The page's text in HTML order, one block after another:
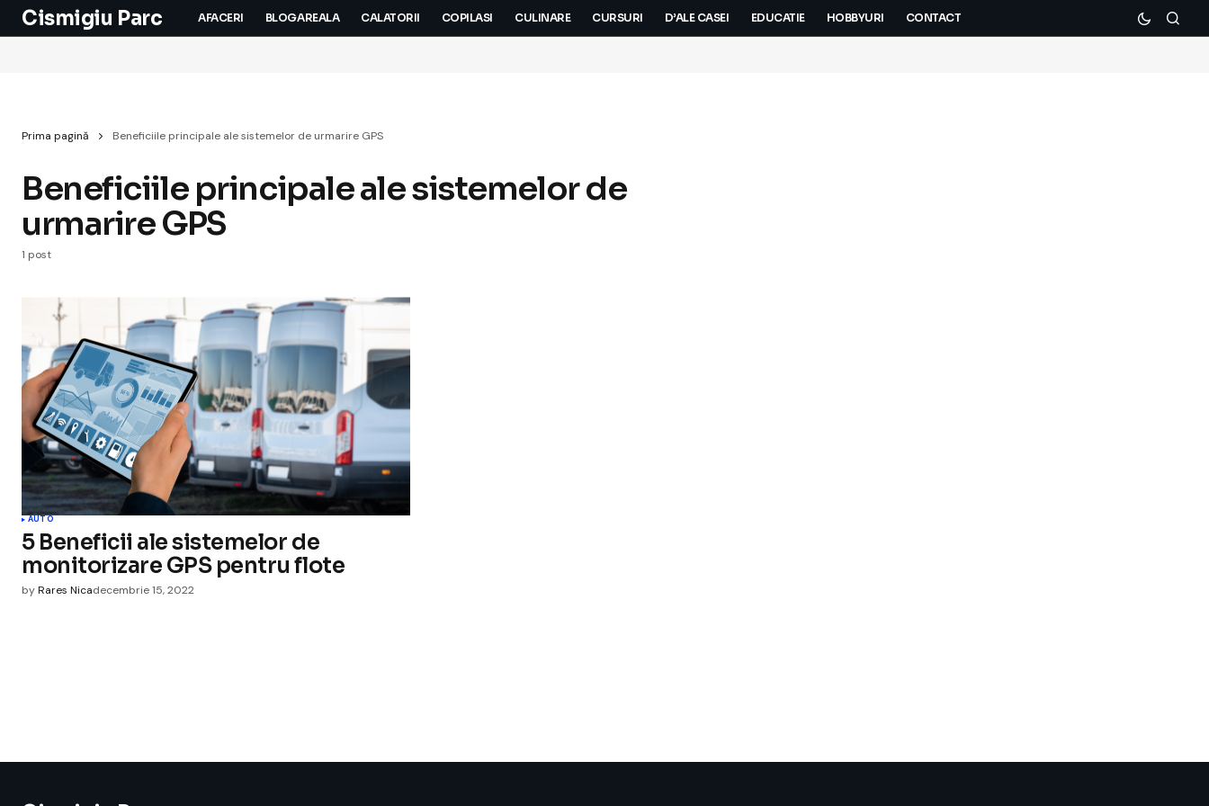
Cismigiu Parc AFACERI BLOGAREALA CALATORII COPILASI CULINARE CURSURI D’ALE CASEI EDUCATIE HOBBYURI CONTACT
Prima pagină Beneficiile principale ale sistemelor de urmarire GPS
Beneficiile principale ale sistemelor de
urmarire GPS
1 post
AUTO
5 Beneficii ale sistemelor de
monitorizare GPS pentru flote
byRares Nicadecembrie 15, 2022